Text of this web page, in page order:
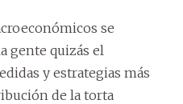
se
gente quizás el
y estrategias más
de la torta